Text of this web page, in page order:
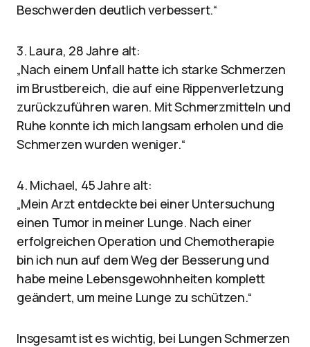
Beschwerden deutlich verbessert.“
3. Laura, 28 Jahre alt:
„Nach einem Unfall hatte ich starke Schmerzen
im Brustbereich, die auf eine Rippenverletzung
zurückzuführen waren. Mit Schmerzmitteln und
Ruhe konnte ich mich langsam erholen und die
Schmerzen wurden weniger.“
4. Michael, 45 Jahre alt:
„Mein Arzt entdeckte bei einer Untersuchung
einen Tumor in meiner Lunge. Nach einer
erfolgreichen Operation und Chemotherapie
bin ich nun auf dem Weg der Besserung und
habe meine Lebensgewohnheiten komplett
geändert, um meine Lunge zu schützen.“
Insgesamt ist es wichtig, bei Lungen Schmerzen